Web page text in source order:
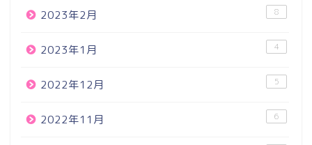
2023年2月 8
2023年1月 4
2022年12月 5
2022年11月 6